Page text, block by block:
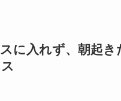
に入れず、朝起き